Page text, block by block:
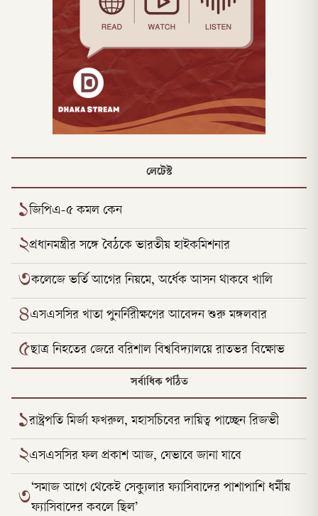
লেটেস্ট
১জিপিএ-৫ কমল কেন
২প্রধানমন্ত্রীর স‌ঙ্গে বৈঠকে ভারতীয় হাইকমিশনার
৩কলেজে ভর্তি আগের নিয়মে, অর্ধেক আসন থাকবে খালি
৪এসএসসির খাতা পুনর্নিরীক্ষণের আবেদন শুরু মঙ্গলবার
৫ছাত্র নিহতের জেরে বরিশাল বিশ্ববিদ্যালয়ে রাতভর বিক্ষোভ
সর্বাধিক পঠিত
১রাষ্ট্রপতি মির্জা ফখরুল, মহাসচিবের দায়িত্ব পাচ্ছেন রিজভী
২এসএসসির ফল প্রকাশ আজ, যেভাবে জানা যাবে
৩‘সমাজ আগে থেকেই সেক্যুলার ফ্যাসিবাদের পাশাপাশি ধর্মীয়
ফ্যাসিবাদের কবলে ছিল’